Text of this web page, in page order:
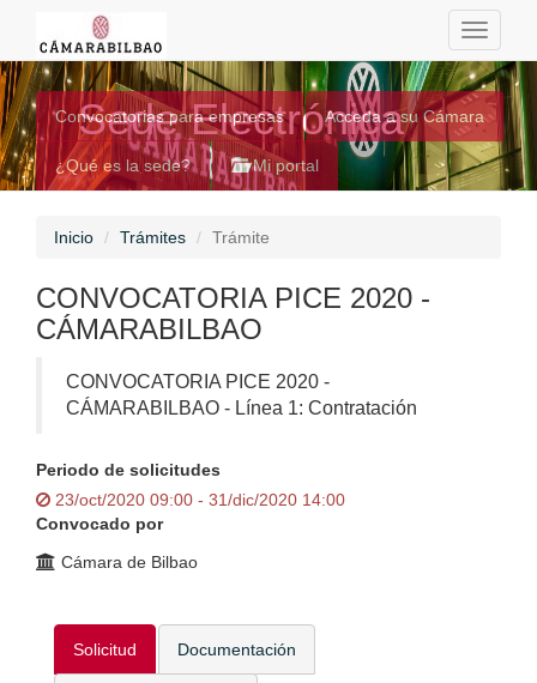
Toggle
Sede Electrónica
Convocatorias para empresas Acceda a su Cámara
¿Qué es la sede? Mi portal
Inicio Trámites Trámite
CONVOCATORIA PICE 2020 -
CÁMARABILBAO
CONVOCATORIA PICE 2020 -
CÁMARABILBAO - Línea 1: Contratación
Periodo de solicitudes
23/oct/2020 09:00 - 31/dic/2020 14:00
Convocado por
Cámara de Bilbao
Solicitud Documentación